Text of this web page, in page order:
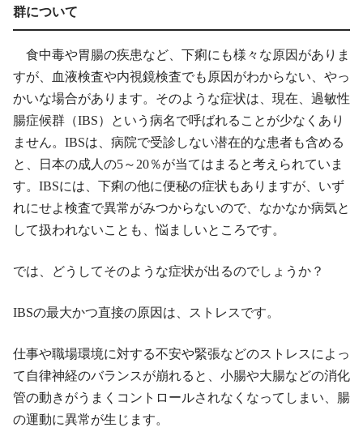
群について
食中毒や胃腸の疾患など、下痢にも様々な原因がありま
すが、血液検査や内視鏡検査でも原因がわからない、やっ
かいな場合があります。そのような症状は、現在、過敏性
腸症候群（IBS）という病名で呼ばれることが少なくあり
ません。IBSは、病院で受診しない潜在的な患者も含める
と、日本の成人の5～20％が当てはまると考えられていま
す。IBSには、下痢の他に便秘の症状もありますが、いず
れにせよ検査で異常がみつからないので、なかなか病気と
して扱われないことも、悩ましいところです。
では、どうしてそのような症状が出るのでしょうか？
IBSの最大かつ直接の原因は、ストレスです。
仕事や職場環境に対する不安や緊張などのストレスによっ
て自律神経のバランスが崩れると、小腸や大腸などの消化
管の動きがうまくコントロールされなくなってしまい、腸
の運動に異常が生じます。